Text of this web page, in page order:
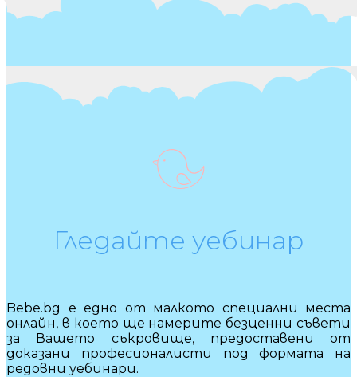
Гледайте уебинар
Bebe.bg е едно от малкото специални места
онлайн, в което ще намерите безценни съвети
за Вашето съкровище, предоставени от
доказани професионалисти под формата на
редовни уебинари.